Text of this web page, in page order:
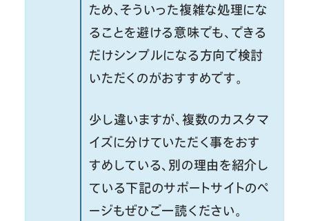
ため、そういった複雑な処理にな
ることを避ける意味でも、できる
だけシンプルになる方向で検討
いただくのがおすすめです。
少し違いますが、複数のカスタマ
イズに分けていただく事をおす
すめしている、別の理由を紹介し
ている下記のサポートサイトのペ
ージもぜひご一読ください。